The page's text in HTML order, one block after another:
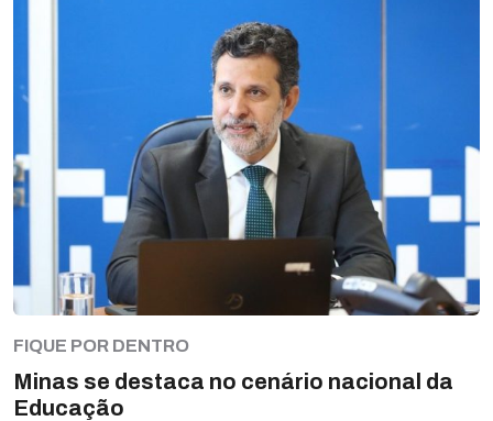
FIQUE POR DENTRO
Minas se destaca no cenário nacional da
Educação